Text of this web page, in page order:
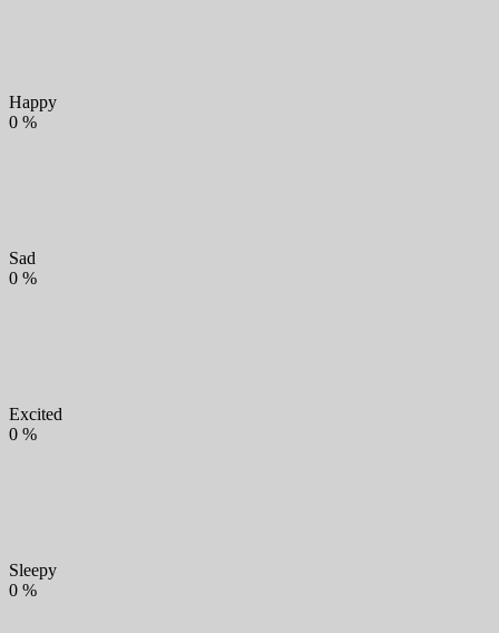
Happy
0 %
Sad
0 %
Excited
0 %
Sleepy
0 %